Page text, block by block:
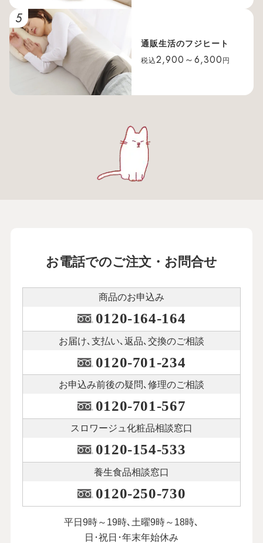
5
通販生活のフジヒート
税込2,900～6,300 円
お電話でのご注文・お問合せ
商品のお申込み
0120-164-164
お届け､支払い､ 返品､交換のご相談
0120-701-234
お申込み前後の疑問､修理のご相談
0120-701-567
スロワージュ化粧品相談窓口
0120-154-533
養生食品相談窓口
0120-250-730
平日9時～19時､土曜9時～18時､
日･祝日･年末年始休み